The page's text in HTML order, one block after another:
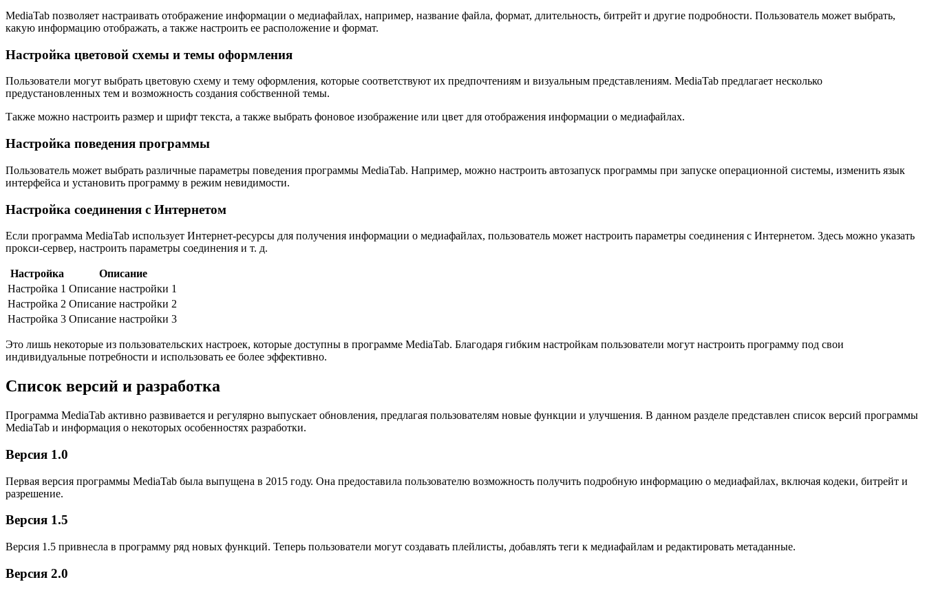
MediaTab позволяет настраивать отображение информации о медиафайлах, например, название файла, формат, длительность, битрейт и другие подробности. Пользователь может выбрать,
какую информацию отображать, а также настроить ее расположение и формат.
Настройка цветовой схемы и темы оформления
Пользователи могут выбрать цветовую схему и тему оформления, которые соответствуют их предпочтениям и визуальным представлениям. MediaTab предлагает несколько
предустановленных тем и возможность создания собственной темы.
Также можно настроить размер и шрифт текста, а также выбрать фоновое изображение или цвет для отображения информации о медиафайлах.
Настройка поведения программы
Пользователь может выбрать различные параметры поведения программы MediaTab. Например, можно настроить автозапуск программы при запуске операционной системы, изменить язык
интерфейса и установить программу в режим невидимости.
Настройка соединения с Интернетом
Если программа MediaTab использует Интернет-ресурсы для получения информации о медиафайлах, пользователь может настроить параметры соединения с Интернетом. Здесь можно указать
прокси-сервер, настроить параметры соединения и т. д.
Настройка
Описание
Настройка 1 Описание настройки 1
Настройка 2 Описание настройки 2
Настройка 3 Описание настройки 3
Это лишь некоторые из пользовательских настроек, которые доступны в программе MediaTab. Благодаря гибким настройкам пользователи могут настроить программу под свои
индивидуальные потребности и использовать ее более эффективно.
Список версий и разработка
Программа MediaTab активно развивается и регулярно выпускает обновления, предлагая пользователям новые функции и улучшения. В данном разделе представлен список версий программы
MediaTab и информация о некоторых особенностях разработки.
Версия 1.0
Первая версия программы MediaTab была выпущена в 2015 году. Она предоставила пользователю возможность получить подробную информацию о медиафайлах, включая кодеки, битрейт и
разрешение.
Версия 1.5
Версия 1.5 привнесла в программу ряд новых функций. Теперь пользователи могут создавать плейлисты, добавлять теги к медиафайлам и редактировать метаданные.
Версия 2.0